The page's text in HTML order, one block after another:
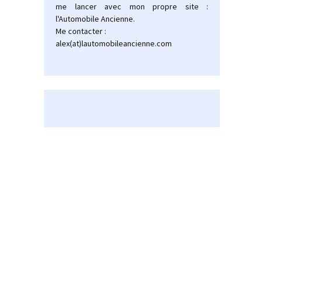
me lancer avec mon propre site :
l'Automobile Ancienne.
Me contacter :
alex(at)lautomobileancienne.com